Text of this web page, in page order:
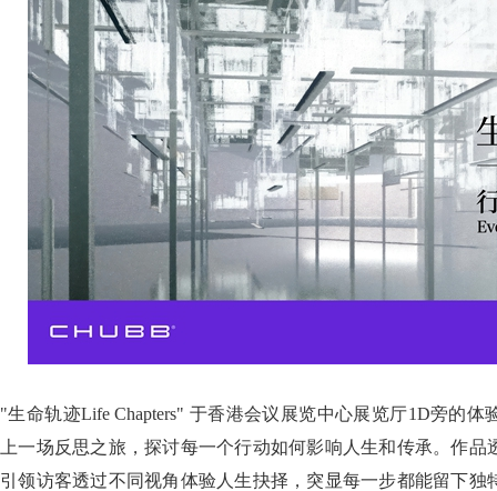
"生命轨迹Life Chapters" 于香港会议展览中心展览厅1D旁的体
上一场反思之旅，探讨每一个行动如何影响人生和传承。作
引领访客透过不同视角体验人生抉择，突显每一步都能留下独